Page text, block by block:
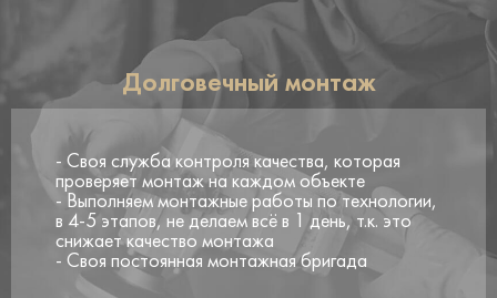
Долговечный монтаж
- Своя служба контроля качества, которая
проверяет монтаж на каждом объекте
- Выполняем монтажные работы по технологии,
в 4-5 этапов, не делаем всё в 1 день, т.к. это
снижает качество монтажа
- Своя постоянная монтажная бригада